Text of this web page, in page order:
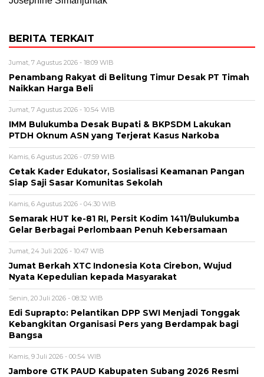
BERITA TERKAIT
Jumat, 7 Agustus 2026 - 18:09 WIB
Penambang Rakyat di Belitung Timur Desak PT Timah
Naikkan Harga Beli
Jumat, 7 Agustus 2026 - 10:54 WIB
IMM Bulukumba Desak Bupati & BKPSDM Lakukan
PTDH Oknum ASN yang Terjerat Kasus Narkoba
Kamis, 6 Agustus 2026 - 07:59 WIB
Cetak Kader Edukator, Sosialisasi Keamanan Pangan
Siap Saji Sasar Komunitas Sekolah
Kamis, 6 Agustus 2026 - 04:30 WIB
Semarak HUT ke-81 RI, Persit Kodim 1411/Bulukumba
Gelar Berbagai Perlombaan Penuh Kebersamaan
Jumat, 24 Juli 2026 - 10:47 WIB
Jumat Berkah XTC Indonesia Kota Cirebon, Wujud
Nyata Kepedulian kepada Masyarakat
Senin, 20 Juli 2026 - 08:32 WIB
Edi Suprapto: Pelantikan DPP SWI Menjadi Tonggak
Kebangkitan Organisasi Pers yang Berdampak bagi
Bangsa
Kamis, 9 Juli 2026 - 00:54 WIB
Jambore GTK PAUD Kabupaten Subang 2026 Resmi